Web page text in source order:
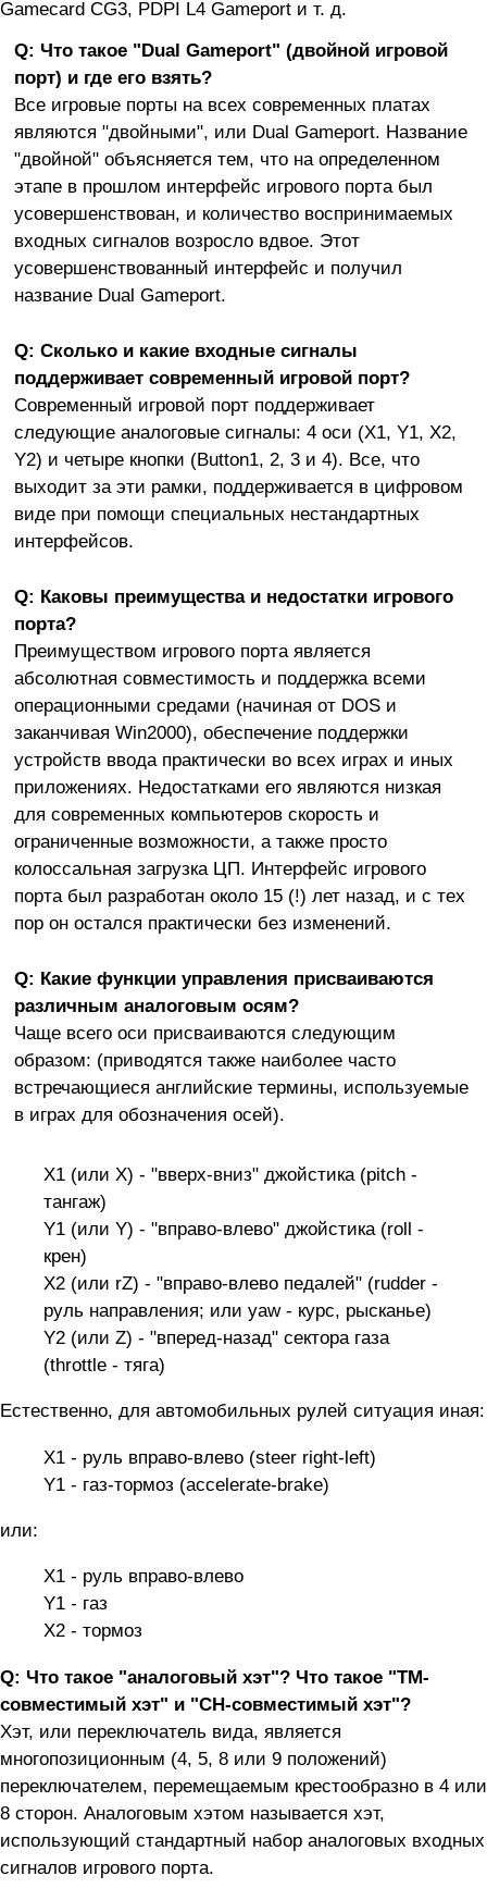
Gamecard CG3, PDPI L4 Gameport и т. д.
Q: Что такое "Dual Gameport" (двойной игровой
порт) и где его взять?
Все игровые порты на всех современных платах
являются "двойными", или Dual Gameport. Название
"двойной" объясняется тем, что на определенном
этапе в прошлом интерфейс игрового порта был
усовершенствован, и количество воспринимаемых
входных сигналов возросло вдвое. Этот
усовершенствованный интерфейс и получил
название Dual Gameport.
Q: Сколько и какие входные сигналы
поддерживает современный игровой порт?
Современный игровой порт поддерживает
следующие аналоговые сигналы: 4 оси (X1, Y1, X2,
Y2) и четыре кнопки (Button1, 2, 3 и 4). Все, что
выходит за эти рамки, поддерживается в цифровом
виде при помощи специальных нестандартных
интерфейсов.
Q: Каковы преимущества и недостатки игрового
порта?
Преимуществом игрового порта является
абсолютная совместимость и поддержка всеми
операционными средами (начиная от DOS и
заканчивая Win2000), обеспечение поддержки
устройств ввода практически во всех играх и иных
приложениях. Недостатками его являются низкая
для современных компьютеров скорость и
ограниченные возможности, а также просто
колоссальная загрузка ЦП. Интерфейс игрового
порта был разработан около 15 (!) лет назад, и с тех
пор он остался практически без изменений.
Q: Какие функции управления присваиваются
различным аналоговым осям?
Чаще всего оси присваиваются следующим
образом: (приводятся также наиболее часто
встречающиеся английские термины, используемые
в играх для обозначения осей).
X1 (или Х) - "вверх-вниз" джойстика (pitch -
тангаж)
Y1 (или Y) - "вправо-влево" джойстика (roll -
крен)
Х2 (или rZ) - "вправо-влево педалей" (rudder -
руль направления; или yaw - курс, рысканье)
Y2 (или Z) - "вперед-назад" сектора газа
(throttle - тяга)
Естественно, для автомобильных рулей ситуация иная:
X1 - руль вправо-влево (steer right-left)
Y1 - газ-тормоз (accelerate-brake)
или:
X1 - руль вправо-влево
Y1 - газ
X2 - тормоз
Q: Что такое "аналоговый хэт"? Что такое "ТМ-
совместимый хэт" и "СН-совместимый хэт"?
Хэт, или переключатель вида, является
многопозиционным (4, 5, 8 или 9 положений)
переключателем, перемещаемым крестообразно в 4 или
8 сторон. Аналоговым хэтом называется хэт,
использующий стандартный набор аналоговых входных
сигналов игрового порта.